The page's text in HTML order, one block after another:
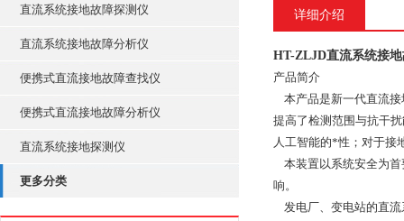
直流系统接地故障探测仪
直流系统接地故障分析仪
便携式直流接地故障查找仪
便携式直流接地故障分析仪
直流系统接地探测仪
更多分类
详细介绍
HT-ZLJD直流系统接
产品简介
本产品是新一代直流接
提高了检测范围与抗干
人工智能的*性；对于接
本装置以系统安全为首
响。
发电厂、变电站的直流